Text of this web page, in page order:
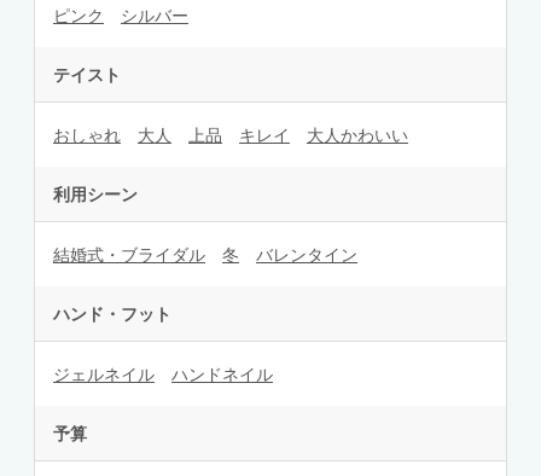
ピンク シルバー
テイスト
おしゃれ 大人 上品 キレイ 大人かわいい
利用シーン
結婚式・ブライダル 冬 バレンタイン
ハンド・フット
ジェルネイル ハンドネイル
予算